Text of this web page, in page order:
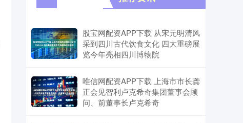
战公牛，詹姆斯带伤复出力争四连胜，湖人若胜将重
返西部第三，公牛则
股宝网配资APP下载 从宋元明清风
采到四川古代饮食文化 四大重磅展
览今年亮相四川博物院
唯信网配资APP下载 上海市市长龚
正会见智利卢克希奇集团董事会顾
问、前董事长卢克希奇